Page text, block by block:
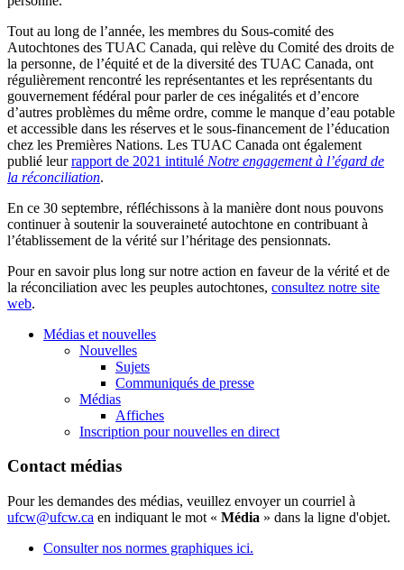
Tout au long de l’année, les membres du Sous-comité des
Autochtones des TUAC Canada, qui relève du Comité des droits de
la personne, de l’équité et de la diversité des TUAC Canada, ont
régulièrement rencontré les représentantes et les représentants du
gouvernement fédéral pour parler de ces inégalités et d’encore
d’autres problèmes du même ordre, comme le manque d’eau potable
et accessible dans les réserves et le sous-financement de l’éducation
chez les Premières Nations. Les TUAC Canada ont également
publié leurrapport de 2021 intitulé Notre engagement à l’égard de
la réconciliation.
En ce 30 septembre, réfléchissons à la manière dont nous pouvons
continuer à soutenir la souveraineté autochtone en contribuant à
l’établissement de la vérité sur l’héritage des pensionnats.
Pour en savoir plus long sur notre action en faveur de la vérité et de
la réconciliation avec les peuples autochtones, consultez notre site
web.
Médias et nouvelles
Nouvelles
Sujets
Communiqués de presse
Médias
Affiches
Inscription pour nouvelles en direct
Contact médias
Pour les demandes des médias, veuillez envoyer un courriel à
ufcw@ufcw.ca en indiquant le mot « Média » dans la ligne d'objet.
Consulter nos normes graphiques ici.